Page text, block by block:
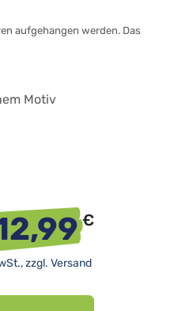
aufgehangen werden. Das
Motiv
€
zzgl. Versand